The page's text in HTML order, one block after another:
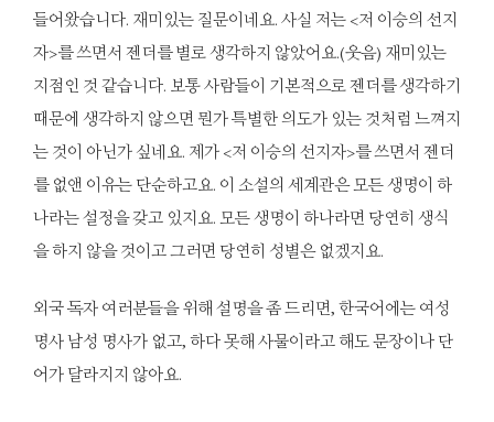
들어왔습니다. 재미있는 질문이네요. 사실 저는 <저 이승의 선지
자>를 쓰면서 젠더를 별로 생각하지 않았어요.(웃음) 재미있는
지점인 것 같습니다. 보통 사람들이 기본적으로 젠더를 생각하기
때문에 생각하지 않으면 뭔가 특별한 의도가 있는 것처럼 느껴지
는 것이 아닌가 싶네요. 제가 <저 이승의 선지자>를 쓰면서 젠더
를 없앤 이유는 단순하고요. 이 소설의 세계관은 모든 생명이 하
나라는 설정을 갖고 있지요. 모든 생명이 하나라면 당연히 생식
을 하지 않을 것이고 그러면 당연히 성별은 없겠지요.
외국 독자 여러분들을 위해 설명을 좀 드리면, 한국어에는 여성
명사 남성 명사가 없고, 하다 못해 사물이라고 해도 문장이나 단
어가 달라지지 않아요.